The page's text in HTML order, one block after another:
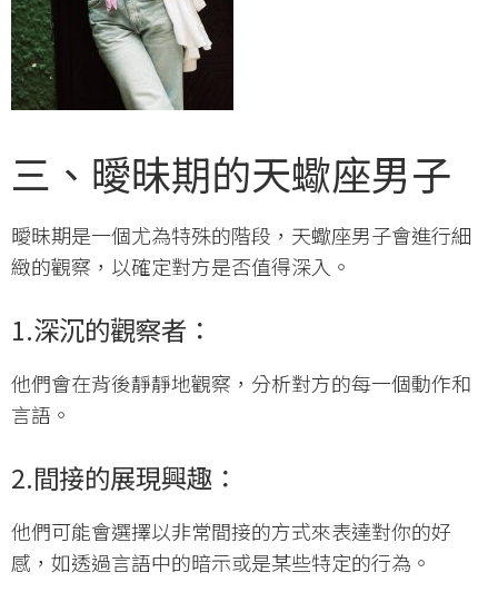
三、曖昧期的天蠍座男子
曖昧期是一個尤為特殊的階段，天蠍座男子會進行細
緻的觀察，以確定對方是否值得深入。
1.深沉的觀察者 ：
他們會在背後靜靜地觀察，分析對方的每一個動作和
言語。
2.間接的展現興趣 ：
他們可能會選擇以非常間接的方式來表達對你的好
感，如透過言語中的暗示或是某些特定的行為。